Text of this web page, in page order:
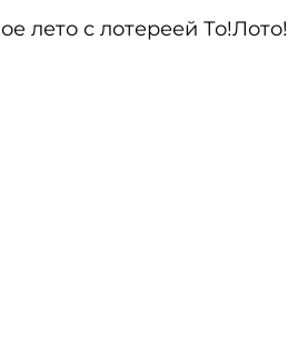
лето с лотереей То!Лото!